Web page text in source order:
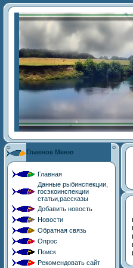
Главное Меню
Главная
Данные рыбинспекции,
госэкоинспекции
статьи,рассказы
Добавить новость
Новости
Обратная связь
Опрос
Поиск
Рекомендовать сайт